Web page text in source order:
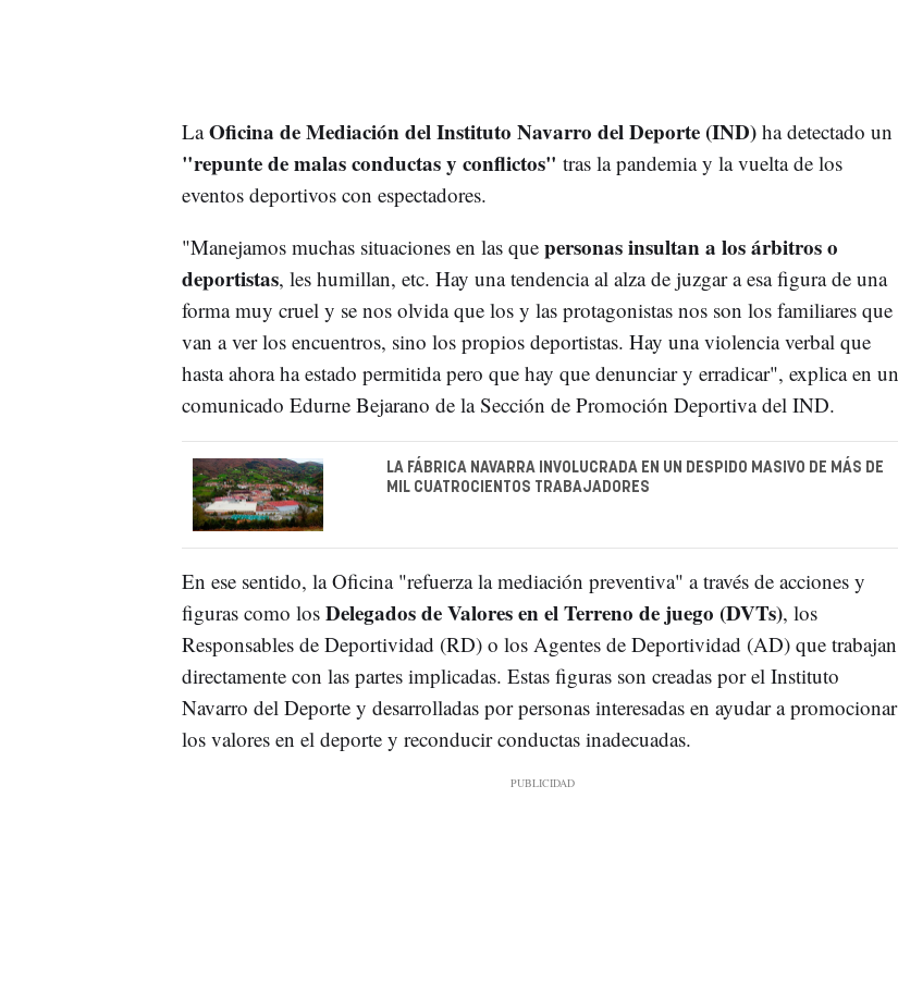
LaOficina de Mediación del Instituto Navarro del Deporte (IND) ha detectado un
"repunte de malas conductas y conflictos" tras la pandemia y la vuelta de los
eventos deportivos con espectadores.
"Manejamos muchas situaciones en las que personas insultan a los árbitros o
deportistas, les humillan, etc. Hay una tendencia al alza de juzgar a esa figura de una
forma muy cruel y se nos olvida que los y las protagonistas nos son los familiares que
van a ver los encuentros, sino los propios deportistas. Hay una violencia verbal que
hasta ahora ha estado permitida pero que hay que denunciar y erradicar", explica en un
comunicado Edurne Bejarano de la Sección de Promoción Deportiva del IND.
LA FÁBRICA NAVARRA INVOLUCRADA EN UN DESPIDO MASIVO DE MÁS DE
MIL CUATROCIENTOS TRABAJADORES
En ese sentido, la Oficina "refuerza la mediación preventiva" a través de acciones y
figuras como los Delegados de Valores en el Terreno de juego (DVTs), los
Responsables de Deportividad (RD) o los Agentes de Deportividad (AD) que trabajan
directamente con las partes implicadas. Estas figuras son creadas por el Instituto
Navarro del Deporte y desarrolladas por personas interesadas en ayudar a promocionar
los valores en el deporte y reconducir conductas inadecuadas.